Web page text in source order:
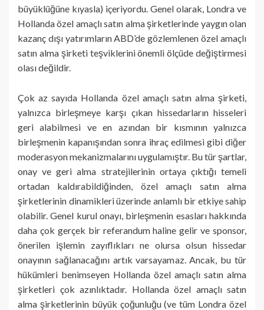
büyüklüğüne kıyasla) içeriyordu. Genel olarak, Londra ve
Hollanda özel amaçlı satın alma şirketlerinde yaygın olan
kazanç dışı yatırımların ABD’de gözlemlenen özel amaçlı
satın alma şirketi teşviklerini önemli ölçüde değiştirmesi
olası değildir.
Çok az sayıda Hollanda özel amaçlı satın alma şirketi,
yalnızca birleşmeye karşı çıkan hissedarların hisseleri
geri alabilmesi ve en azından bir kısmının yalnızca
birleşmenin kapanışından sonra ihraç edilmesi gibi diğer
moderasyon mekanizmalarını uygulamıştır. Bu tür şartlar,
onay ve geri alma stratejilerinin ortaya çıktığı temeli
ortadan kaldırabildiğinden, özel amaçlı satın alma
şirketlerinin dinamikleri üzerinde anlamlı bir etkiye sahip
olabilir. Genel kurul onayı, birleşmenin esasları hakkında
daha çok gerçek bir referandum haline gelir ve sponsor,
önerilen işlemin zayıflıkları ne olursa olsun hissedar
onayının sağlanacağını artık varsayamaz. Ancak, bu tür
hükümleri benimseyen Hollanda özel amaçlı satın alma
şirketleri çok azınlıktadır. Hollanda özel amaçlı satın
alma şirketlerinin büyük çoğunluğu (ve tüm Londra özel